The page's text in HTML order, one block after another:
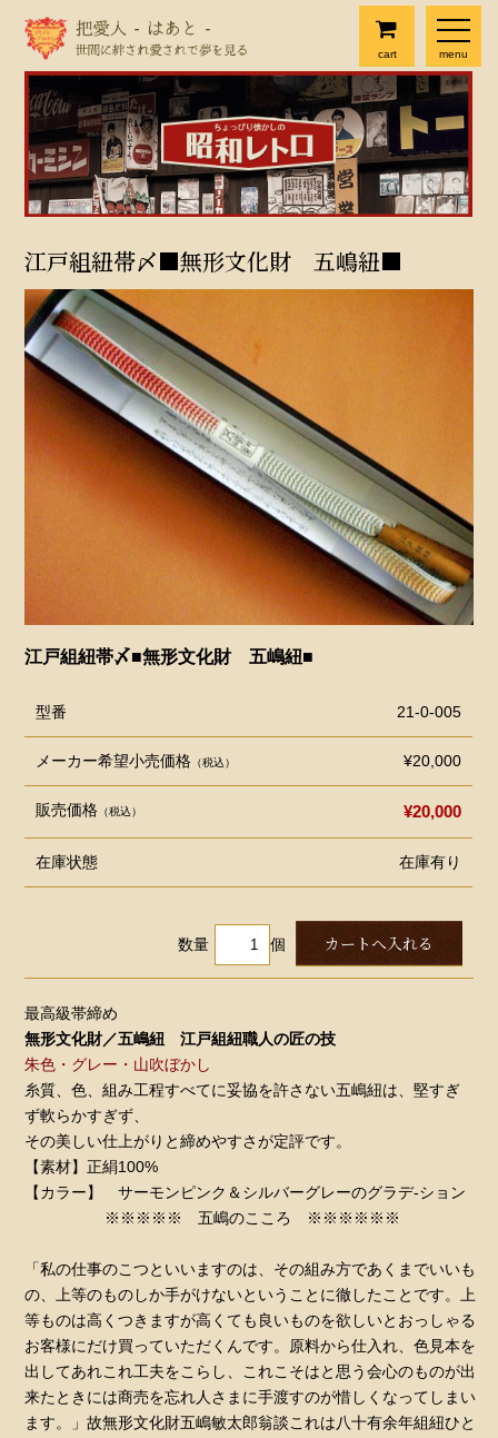
menu
cart
江戸組紐帯〆■無形文化財 五嶋紐■
江戸組紐帯〆■無形文化財 五嶋紐■
型番 21-0-005
メーカー希望小売価格 （税込） ¥20,000
販売価格 （税込） ¥20,000
在庫状態 在庫有り
数量 個
最高級帯締め
無形文化財／五嶋紐 江戸組紐職人の匠の技
朱色・グレー・山吹ぼかし
糸質、色、組み工程すべてに妥協を許さない五嶋紐は、堅すぎ
ず軟らかすぎず、
その美しい仕上がりと締めやすさが定評です。
【素材】正絹100%
【カラー】 サーモンピンク＆シルバーグレーのグラデ-ション
※※※※※ 五嶋のこころ ※※※※※※
「私の仕事のこつといいますのは、その組み方であくまでいいも
の、上等のものしか手がけないということに徹したことです。上
等ものは高くつきますが高くても良いものを欲しいとおっしゃる
お客様にだけ買っていただくんです。原料から仕入れ、色見本を
出してあれこれ工夫をこらし、これこそはと思う会心のものが出
来たときには商売を忘れ人さまに手渡すのが惜しくなってしまい
ます。」故無形文化財五嶋敏太郎翁談これは八十有余年組紐ひと